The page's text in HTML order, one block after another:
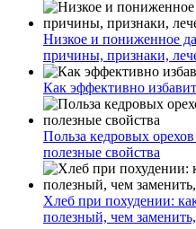
Низкое и пониженное
причины, признаки,
Как эффективно
Польза кедровых
полезные свойства
Хлеб при похудении:
полезный, чем